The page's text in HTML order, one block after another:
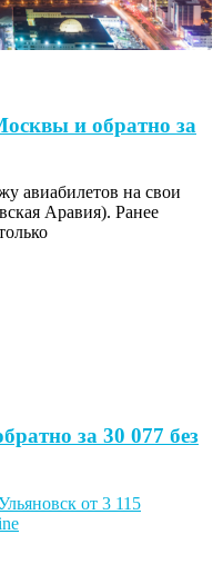
и обратно за
авиабилетов на свои
Аравия). Ранее
за 30 077 без